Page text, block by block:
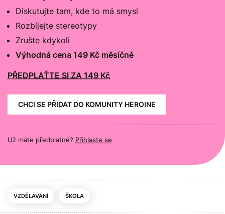
Diskutujte tam, kde to má smysl
Rozbíjejte stereotypy
Zrušte kdykoli
Výhodná cena 149 Kč měsíčně
PŘEDPLAŤTE SI ZA 149 Kč
CHCI SE PŘIDAT DO KOMUNITY HEROINE
Už máte předplatné? Přihlaste se
VZDĚLÁVÁNÍ ŠKOLA